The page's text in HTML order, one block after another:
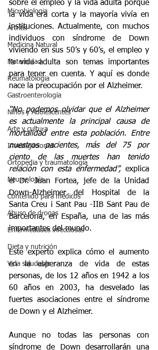
Microbiologia
Artritis
Medicina Natural
Maternidad
Reumatología
Gastroenterología
Niños y Adolescentes
Arte y cultura
Investigaciones
Ortopedia y traumatología
Neumología
Contenido para médicos
Abuso de drogas
Enfermedades infecciosas
Dieta y nutrición
Vida saludable
sobre el empleo y la vida adulta porque
la vida era corta y la mayoría vivía en
instituciones. Actualmente, con muchos
individuos con síndrome de Down
viviendo en sus 50’s y 60’s, el empleo y
la vida adulta son temas importantes
para tener en cuenta. Y aquí es donde
nace la preocupación por el Alzheimer.
“No podemos olvidar que el Alzheimer
es actualmente la principal causa de
mortalidad entre esta población. Entre
nuestros pacientes, más del 75 por
ciento de las muertes han tenido
relación con esta enfermedad”, explica
el Dr. Juan Fortea, jefe de la Unidad
Down-Alzheimer del Hospital de la
Santa Creu i Sant Pau -IIB Sant Pau de
Barcelona, en España, una de las más
importantes del mundo.
Este experto explica cómo el aumento
en la esperanza de vida de estas
personas, de los 12 años en 1942 a los
60 años en 2003, ha desvelado las
fuertes asociaciones entre el síndrome
de Down y el Alzheimer.
Aunque no todas las personas con
síndrome de Down desarrollarán una